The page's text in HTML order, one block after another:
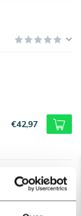
€42,97
€2,28